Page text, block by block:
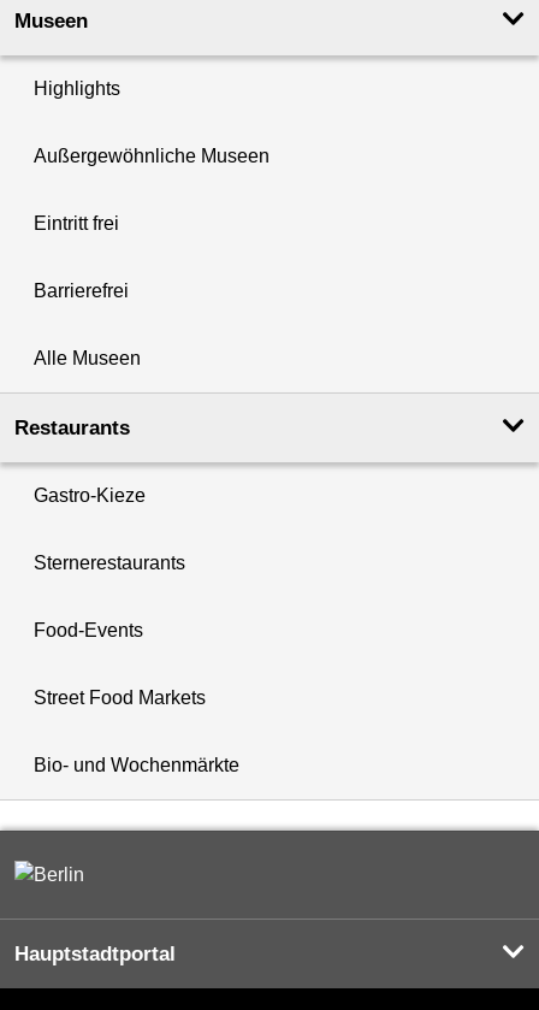
Museen
Highlights
Außergewöhnliche Museen
Eintritt frei
Barrierefrei
Alle Museen
Restaurants
Gastro-Kieze
Sternerestaurants
Food-Events
Street Food Markets
Bio- und Wochenmärkte
Hauptstadtportal